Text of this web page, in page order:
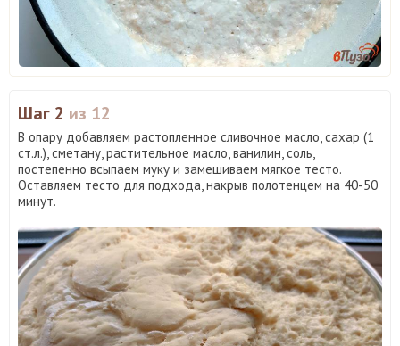
Шаг 2 из 12
В опару добавляем растопленное сливочное масло, сахар (1
ст.л.), сметану, растительное масло, ванилин, соль,
постепенно всыпаем муку и замешиваем мягкое тесто.
Оставляем тесто для подхода, накрыв полотенцем на 40-50
минут.